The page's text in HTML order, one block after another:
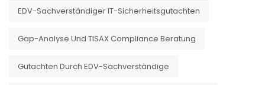
EDV-Sachverständiger IT-Sicherheitsgutachten
Gap-Analyse Und TISAX Compliance Beratung
Gutachten Durch EDV-Sachverständige